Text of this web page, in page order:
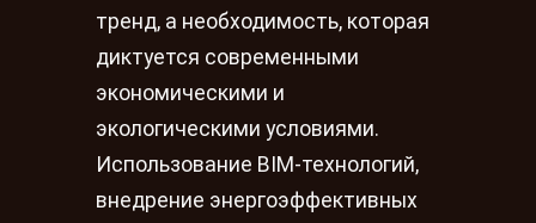
тренд, а необходимость, которая
диктуется современными
экономическими и
экологическими условиями.
Использование BIM-технологий,
внедрение энергоэффективных